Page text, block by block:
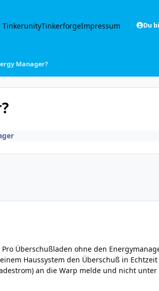
TinkerunityTinkerforgeImpressum Du
Manager?
Überschußladen ohne den
Haussystem den Überschuß in
an die Warp melde und nicht